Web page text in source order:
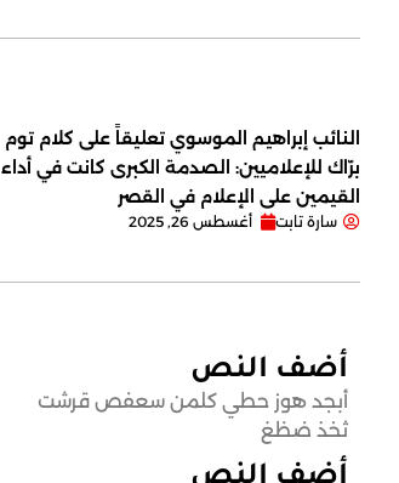
النائب إبراهيم الموسوي تعليقاً على كلام توم
برّاك للإعلاميين: الصدمة الكبرى كانت في أداء
القيمين على ‏الإعلام في القصر
سارة تابت أغسطس 26, 2025
أضف النص
أبجد هوز حطي كلمن سعفص قرشت
ثخذ ضظغ